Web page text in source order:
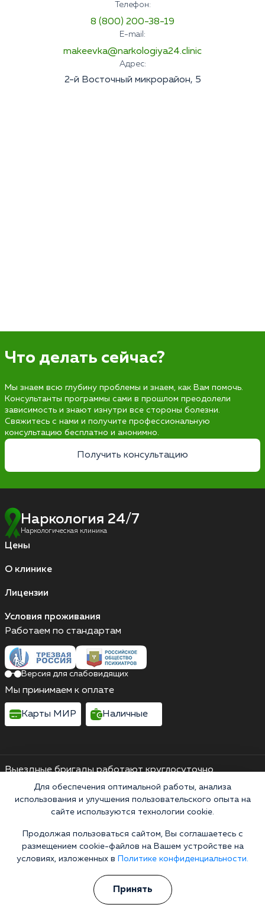
Телефон:
8 (800) 200-38-19
E-mail:
makeevka@narkologiya24.clinic
Адрес:
2-й Восточный микрорайон, 5
Что делать сейчас?
Мы знаем всю глубину проблемы и знаем, как Вам помочь.
Консультанты программы сами в прошлом преодолели
зависимость и знают изнутри все стороны болезни.
Свяжитесь с нами и получите профессиональную
консультацию бесплатно и анонимно.
Получить консультацию
Наркология 24/7
Наркологическая клиника
Цены
О клинике
Лицензии
Условия проживания
Выездные бригады работают круглосуточно
2-й Восточный микрорайон, 5
Выездные бригады работают круглосуточно
Горячая линия 24/7
8 (800) 200-38-19
Информационная служба
Работаем по стандартам
Версия для слабовидящих
Мы принимаем к оплате
Карты МИР Наличные
Для обеспечения оптимальной работы, анализа
использования и улучшения пользовательского опыта на
сайте используются технологии cookie.
Продолжая пользоваться сайтом, Вы соглашаетесь с
размещением cookie-файлов на Вашем устройстве на
условиях, изложенных в
Политике конфиденциальности.
Принять